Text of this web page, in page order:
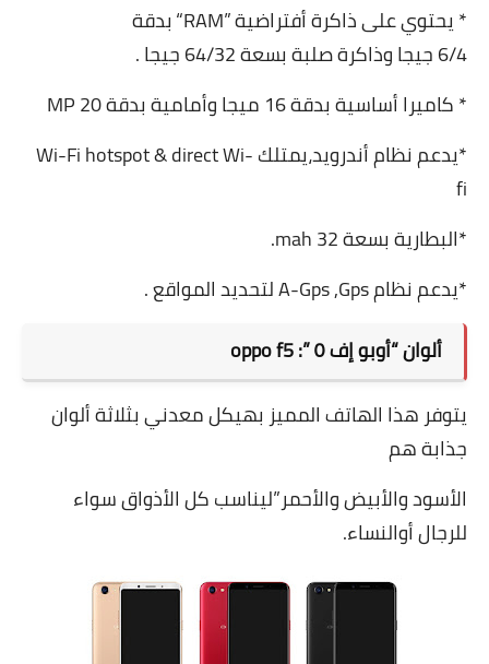
* يحتوي على ذاكرة أفتراضية ”RAM“ بدقة
6/4 جيجا وذاكرة صلبة بسعة 64/32 جيجا .
* كاميرا أساسية بدقة 16 ميجا وأمامية بدقة 20 MP
*يدعم نظام أندرويد،يمتلك Wi-Fi hotspot & direct Wi-
fi
*البطارية بسعة 32 mah.
*يدعم نظام A-Gps ,Gps لتحديد المواقع
.
ألوان “أوبو إف ٥ ”: oppo f5
يتوفر ھذا الھاتف المميز بھيكل معدني بثلاثة ألوان
جذابة ھم
الأسود والأبيض والأحمر”ليناسب كل الأذواق سواء
للرجال أوالنساء.